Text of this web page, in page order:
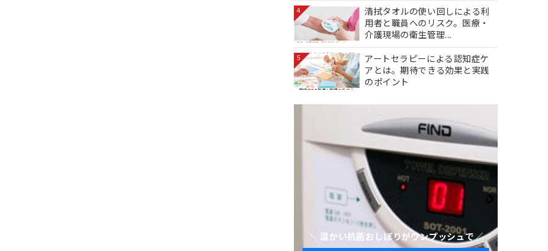
4
清拭タオルの使い回しによる利
用者と職員へのリスク。医療・
介護現場の衛生管理...
5
アートセラピーによる認知症ケ
アとは。期待できる効果と実践
のポイント
＼ 温かい抗菌おしぼりがワンプッシュで／